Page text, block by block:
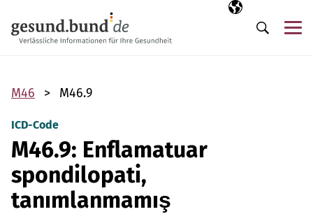
Seçili dil
TR
Arama
M46 M46.9
ICD-Code
M46.9: Enflamatuar
spondilopati,
tanımlanmamış